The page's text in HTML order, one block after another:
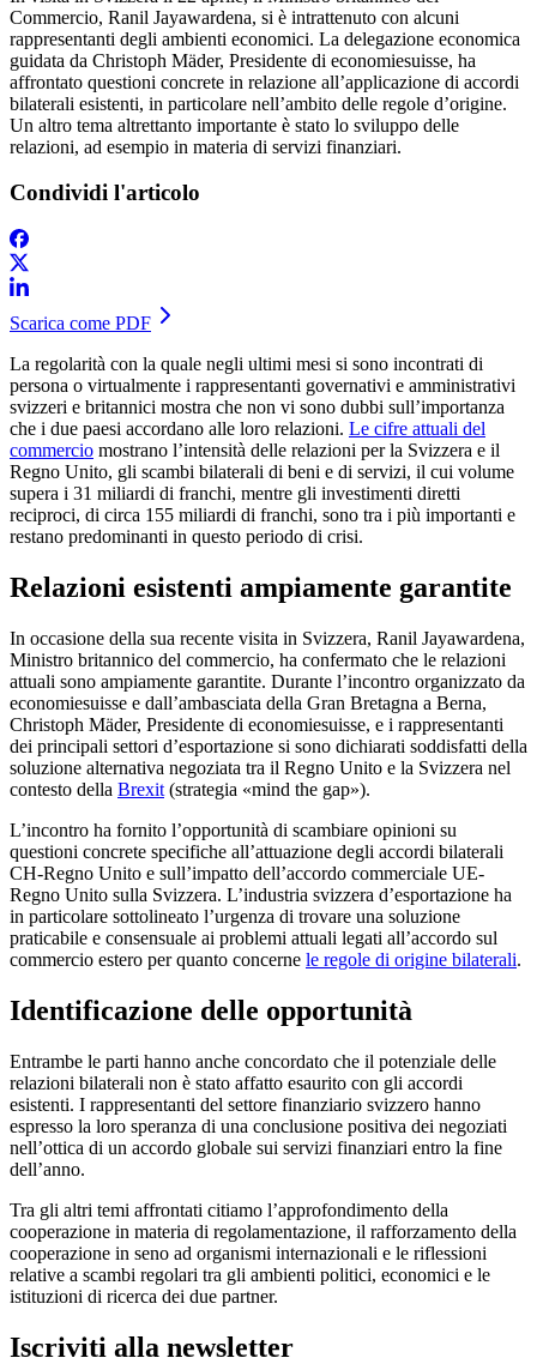
Commercio, Ranil Jayawardena, si è intrattenuto con alcuni
rappresentanti degli ambienti economici. La delegazione economica
guidata da Christoph Mäder, Presidente di economiesuisse, ha
affrontato questioni concrete in relazione all’applicazione di accordi
bilaterali esistenti, in particolare nell’ambito delle regole d’origine.
Un altro tema altrettanto importante è stato lo sviluppo delle
relazioni, ad esempio in materia di servizi finanziari.
Condividi l'articolo
Scarica come PDF
La regolarità con la quale negli ultimi mesi si sono incontrati di
persona o virtualmente i rappresentanti governativi e amministrativi
svizzeri e britannici mostra che non vi sono dubbi sull’importanza
che i due paesi accordano alle loro relazioni. Le cifre attuali del
commercio mostrano l’intensità delle relazioni per la Svizzera e il
Regno Unito, gli scambi bilaterali di beni e di servizi, il cui volume
supera i 31 miliardi di franchi, mentre gli investimenti diretti
reciproci, di circa 155 miliardi di franchi, sono tra i più importanti e
restano predominanti in questo periodo di crisi.
Relazioni esistenti ampiamente garantite
In occasione della sua recente visita in Svizzera, Ranil Jayawardena,
Ministro britannico del commercio, ha confermato che le relazioni
attuali sono ampiamente garantite. Durante l’incontro organizzato da
economiesuisse e dall’ambasciata della Gran Bretagna a Berna,
Christoph Mäder, Presidente di economiesuisse, e i rappresentanti
dei principali settori d’esportazione si sono dichiarati soddisfatti della
soluzione alternativa negoziata tra il Regno Unito e la Svizzera nel
contesto della Brexit (strategia «mind the gap»).
L’incontro ha fornito l’opportunità di scambiare opinioni su
questioni concrete specifiche all’attuazione degli accordi bilaterali
CH-Regno Unito e sull’impatto dell’accordo commerciale UE-
Regno Unito sulla Svizzera. L’industria svizzera d’esportazione ha
in particolare sottolineato l’urgenza di trovare una soluzione
praticabile e consensuale ai problemi attuali legati all’accordo sul
commercio estero per quanto concerne le regole di origine bilaterali.
Identificazione delle opportunità
Entrambe le parti hanno anche concordato che il potenziale delle
relazioni bilaterali non è stato affatto esaurito con gli accordi
esistenti. I rappresentanti del settore finanziario svizzero hanno
espresso la loro speranza di una conclusione positiva dei negoziati
nell’ottica di un accordo globale sui servizi finanziari entro la fine
dell’anno.
Tra gli altri temi affrontati citiamo l’approfondimento della
cooperazione in materia di regolamentazione, il rafforzamento della
cooperazione in seno ad organismi internazionali e le riflessioni
relative a scambi regolari tra gli ambienti politici, economici e le
istituzioni di ricerca dei due partner.
Iscriviti alla newsletter